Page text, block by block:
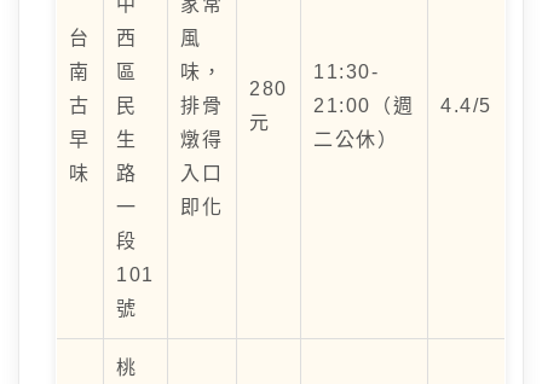
台
南
古
早
味
中
西
區
民
生
路
一
段
101
號
家常
風
味，
排骨
燉得
入口
即化
280
元
11:30-
21:00（週
二公休）
4.4/5
桃